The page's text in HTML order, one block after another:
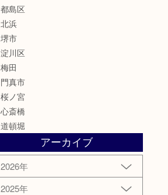
都島区
北浜
堺市
淀川区
梅田
門真市
桜ノ宮
心斎橋
道頓堀
アーカイブ
2026年
2025年